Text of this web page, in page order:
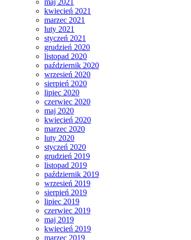
maj 2021
kwiecień 2021
marzec 2021
luty 2021
styczeń 2021
grudzień 2020
listopad 2020
październik 2020
wrzesień 2020
sierpień 2020
lipiec 2020
czerwiec 2020
maj 2020
kwiecień 2020
marzec 2020
luty 2020
styczeń 2020
grudzień 2019
listopad 2019
październik 2019
wrzesień 2019
sierpień 2019
lipiec 2019
czerwiec 2019
maj 2019
kwiecień 2019
marzec 2019